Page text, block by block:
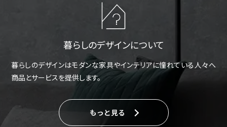
暮らしのデザインについて
暮らしのデザインはモダンな家具やインテリアに憧れている人々へ
商品とサービスを提供します。
もっと見る